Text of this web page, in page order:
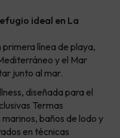
ideal en La
línea de playa,
y el Mar
junto al mar.
diseñada para el
Termas
baños de lodo y
en técnicas